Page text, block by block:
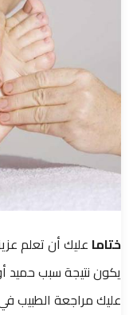
ختاما عليك أن تعلم
يكون نتيجة سبب حميد
عليك مراجعة الطبيب